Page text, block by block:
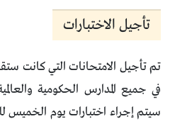
تأجيل الاختبارات
في جميع المدارس الحكومية
سيتم إجراء اختبارات يوم الخميس